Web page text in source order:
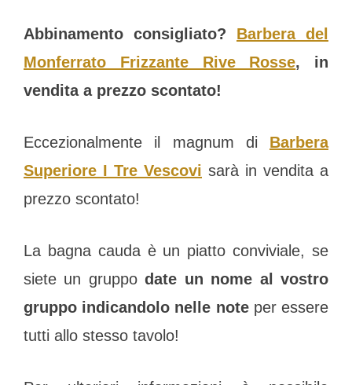
Abbinamento consigliato? Barbera del
Monferrato Frizzante Rive Rosse, in
vendita a prezzo scontato!
Eccezionalmente il magnum di Barbera
Superiore I Tre Vescovi sarà in vendita a
prezzo scontato!
La bagna cauda è un piatto conviviale, se
siete un gruppodate un nome al vostro
gruppo indicandolo nelle noteper essere
tutti allo stesso tavolo!